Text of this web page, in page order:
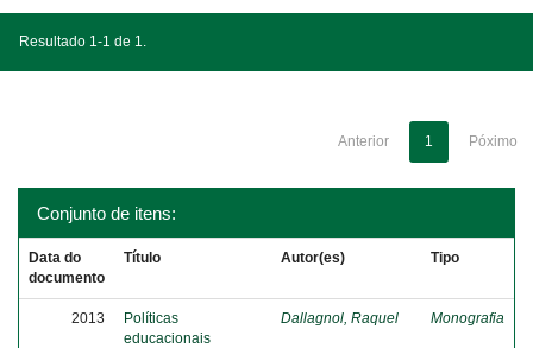
Resultado 1-1 de 1.
Anterior 1 Póximo
Conjunto de itens:
Data do
documento
Título Autor(es) Tipo
2013
Políticas
educacionais
Dallagnol, Raquel Monografia